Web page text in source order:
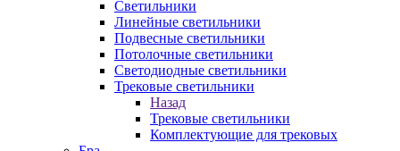
Светильники
Линейные светильники
Подвесные светильники
Потолочные светильники
Светодиодные светильники
Трековые светильники
Назад
Трековые светильники
Комплектующие для трековых